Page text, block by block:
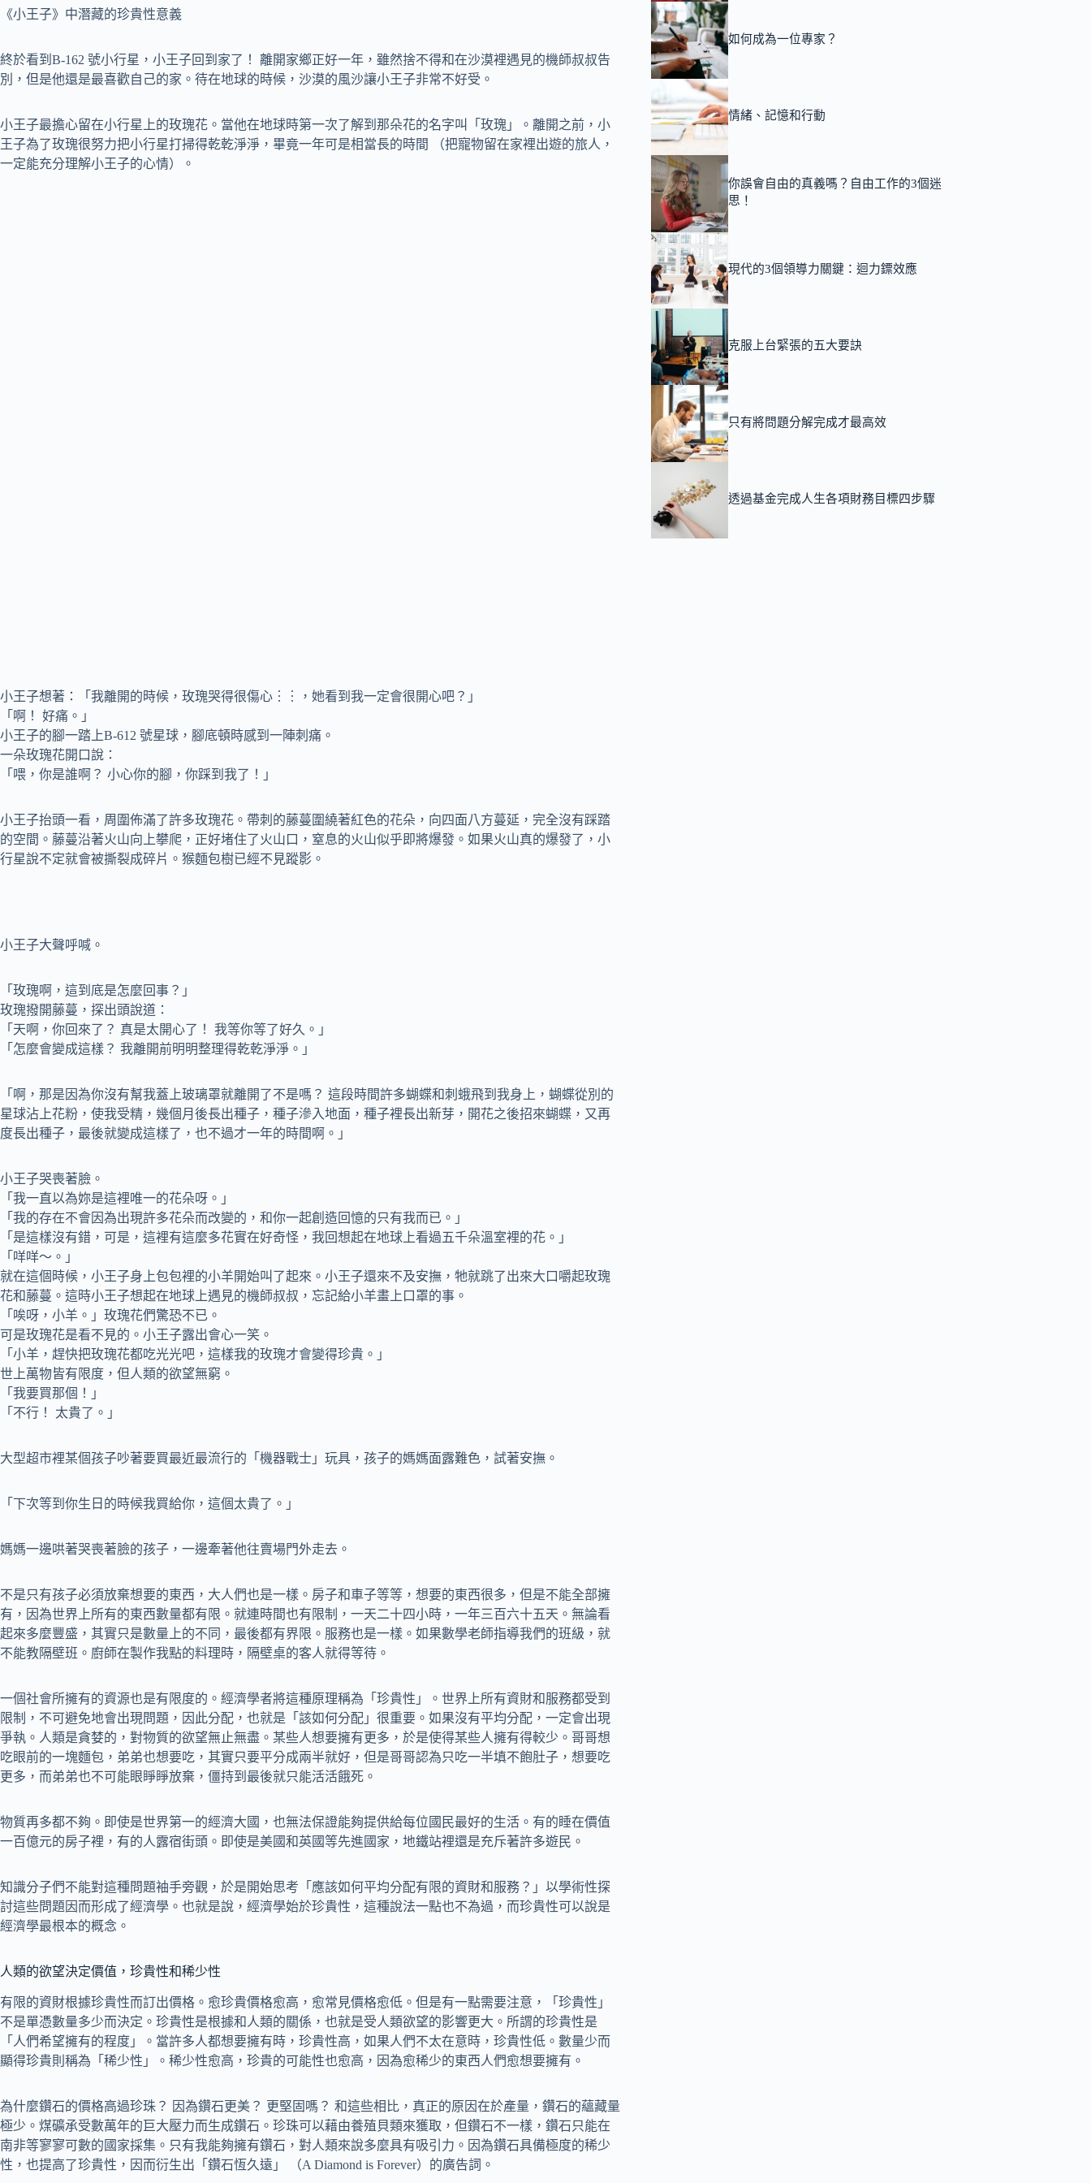
《小王子》中潛藏的珍貴性意義
終於看到B-162 號小行星，小王子回到家了！ 離開家鄉正好一年，雖然捨不得和在沙漠裡遇見的機師叔叔告
別，但是他還是最喜歡自己的家。待在地球的時候，沙漠的風沙讓小王子非常不好受。
小王子最擔心留在小行星上的玫瑰花。當他在地球時第一次了解到那朵花的名字叫「玫瑰」。離開之前，小
王子為了玫瑰很努力把小行星打掃得乾乾淨淨，畢竟一年可是相當長的時間 （把寵物留在家裡出遊的旅人，
一定能充分理解小王子的心情）。
小王子想著：「我離開的時候，玫瑰哭得很傷心︙︙，她看到我一定會很開心吧？」
「啊！ 好痛。」
小王子的腳一踏上B-612 號星球，腳底頓時感到一陣刺痛。
一朵玫瑰花開口說：
「喂，你是誰啊？ 小心你的腳，你踩到我了！」
小王子抬頭一看，周圍佈滿了許多玫瑰花。帶刺的藤蔓圍繞著紅色的花朵，向四面八方蔓延，完全沒有踩踏
的空間。藤蔓沿著火山向上攀爬，正好堵住了火山口，窒息的火山似乎即將爆發。如果火山真的爆發了，小
行星說不定就會被撕裂成碎片。猴麵包樹已經不見蹤影。
小王子大聲呼喊。
「玫瑰啊，這到底是怎麼回事？」
玫瑰撥開藤蔓，探出頭說道：
「天啊，你回來了？ 真是太開心了！ 我等你等了好久。」
「怎麼會變成這樣？ 我離開前明明整理得乾乾淨淨。」
「啊，那是因為你沒有幫我蓋上玻璃罩就離開了不是嗎？ 這段時間許多蝴蝶和刺蛾飛到我身上，蝴蝶從別的
星球沾上花粉，使我受精，幾個月後長出種子，種子滲入地面，種子裡長出新芽，開花之後招來蝴蝶，又再
度長出種子，最後就變成這樣了，也不過才一年的時間啊。」
小王子哭喪著臉。
「我一直以為妳是這裡唯一的花朵呀。」
「我的存在不會因為出現許多花朵而改變的，和你一起創造回憶的只有我而已。」
「是這樣沒有錯，可是，這裡有這麼多花實在好奇怪，我回想起在地球上看過五千朵溫室裡的花。」
「咩咩～。」
就在這個時候，小王子身上包包裡的小羊開始叫了起來。小王子還來不及安撫，牠就跳了出來大口嚼起玫瑰
花和藤蔓。這時小王子想起在地球上遇見的機師叔叔，忘記給小羊畫上口罩的事。
「唉呀，小羊。」玫瑰花們驚恐不已。
可是玫瑰花是看不見的。小王子露出會心一笑。
「小羊，趕快把玫瑰花都吃光光吧，這樣我的玫瑰才會變得珍貴。」
世上萬物皆有限度，但人類的欲望無窮。
「我要買那個！」
「不行！ 太貴了。」
大型超市裡某個孩子吵著要買最近最流行的「機器戰士」玩具，孩子的媽媽面露難色，試著安撫。
「下次等到你生日的時候我買給你，這個太貴了。」
媽媽一邊哄著哭喪著臉的孩子，一邊牽著他往賣場門外走去。
不是只有孩子必須放棄想要的東西，大人們也是一樣。房子和車子等等，想要的東西很多，但是不能全部擁
有，因為世界上所有的東西數量都有限。就連時間也有限制，一天二十四小時，一年三百六十五天。無論看
起來多麼豐盛，其實只是數量上的不同，最後都有界限。服務也是一樣。如果數學老師指導我們的班級，就
不能教隔壁班。廚師在製作我點的料理時，隔壁桌的客人就得等待。
一個社會所擁有的資源也是有限度的。經濟學者將這種原理稱為「珍貴性」。世界上所有資財和服務都受到
限制，不可避免地會出現問題，因此分配，也就是「該如何分配」很重要。如果沒有平均分配，一定會出現
爭執。人類是貪婪的，對物質的欲望無止無盡。某些人想要擁有更多，於是使得某些人擁有得較少。哥哥想
吃眼前的一塊麵包，弟弟也想要吃，其實只要平分成兩半就好，但是哥哥認為只吃一半填不飽肚子，想要吃
更多，而弟弟也不可能眼睜睜放棄，僵持到最後就只能活活餓死。
物質再多都不夠。即使是世界第一的經濟大國，也無法保證能夠提供給每位國民最好的生活。有的睡在價值
一百億元的房子裡，有的人露宿街頭。即使是美國和英國等先進國家，地鐵站裡還是充斥著許多遊民。
知識分子們不能對這種問題袖手旁觀，於是開始思考「應該如何平均分配有限的資財和服務？」以學術性探
討這些問題因而形成了經濟學。也就是說，經濟學始於珍貴性，這種說法一點也不為過，而珍貴性可以說是
經濟學最根本的概念。
人類的欲望決定價值，珍貴性和稀少性
有限的資財根據珍貴性而訂出價格。愈珍貴價格愈高，愈常見價格愈低。但是有一點需要注意，「珍貴性」
不是單憑數量多少而決定。珍貴性是根據和人類的關係，也就是受人類欲望的影響更大。所謂的珍貴性是
「人們希望擁有的程度」。當許多人都想要擁有時，珍貴性高，如果人們不太在意時，珍貴性低。數量少而
顯得珍貴則稱為「稀少性」。稀少性愈高，珍貴的可能性也愈高，因為愈稀少的東西人們愈想要擁有。
為什麼鑽石的價格高過珍珠？ 因為鑽石更美？ 更堅固嗎？ 和這些相比，真正的原因在於產量，鑽石的蘊藏量
極少。煤礦承受數萬年的巨大壓力而生成鑽石。珍珠可以藉由養殖貝類來獲取，但鑽石不一樣，鑽石只能在
南非等寥寥可數的國家採集。只有我能夠擁有鑽石，對人類來說多麼具有吸引力。因為鑽石具備極度的稀少
性，也提高了珍貴性，因而衍生出「鑽石恆久遠」 （A Diamond is Forever）的廣告詞。
如何成為一位專家？
情緒、記憶和行動
你誤會自由的真義嗎？自由工作的3個迷
思！
現代的3個領導力關鍵：迴力鏢效應
克服上台緊張的五大要訣
只有將問題分解完成才最高效
透過基金完成人生各項財務目標四步驟